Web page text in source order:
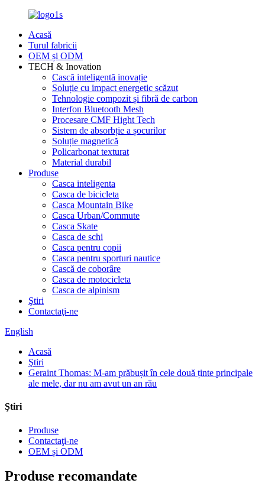
Acasă
Turul fabricii
OEM și ODM
TECH & Inovation
Cască inteligentă inovație
Soluție cu impact energetic scăzut
Tehnologie compozit și fibră de carbon
Interfon Bluetooth Mesh
Procesare CMF Hight Tech
Sistem de absorbție a șocurilor
Soluție magnetică
Policarbonat texturat
Material durabil
Produse
Casca inteligenta
Casca de bicicleta
Casca Mountain Bike
Casca Urban/Commute
Casca Skate
Casca de schi
Casca pentru copii
Casca pentru sporturi nautice
Cască de coborâre
Casca de motocicleta
Casca de alpinism
Ştiri
Contactaţi-ne
English
Acasă
Ştiri
Geraint Thomas: M-am prăbușit în cele două ținte principale
ale mele, dar nu am avut un an rău
Ştiri
Produse
Contactaţi-ne
OEM și ODM
Produse recomandate